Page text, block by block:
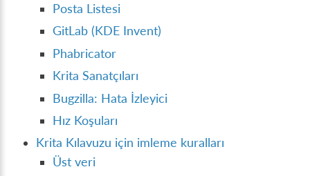
Posta Listesi
GitLab (KDE Invent)
Phabricator
Krita Sanatçıları
Bugzilla: Hata İzleyici
Hız Koşuları
Krita Kılavuzu için imleme kuralları
Üst veri